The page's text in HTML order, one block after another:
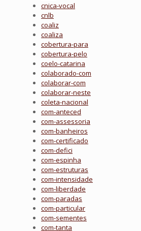
cnica-vocal
cnlb
coaliz
coaliza
cobertura-para
cobertura-pelo
coelo-catarina
colaborado-com
colaborar-com
colaborar-neste
coleta-nacional
com-anteced
com-assessoria
com-banheiros
com-certificado
com-defici
com-espinha
com-estruturas
com-intensidade
com-liberdade
com-paradas
com-particular
com-sementes
com-tanta